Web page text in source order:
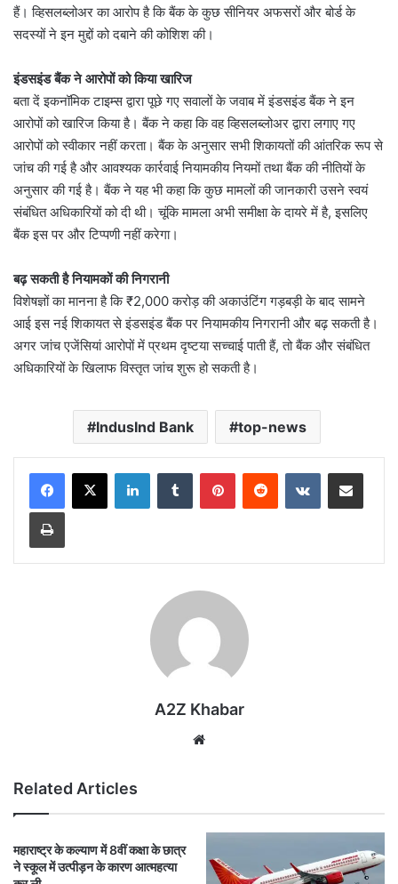
हैं। व्हिसलब्लोअर का आरोप है कि बैंक के कुछ सीनियर अफसरों और बोर्ड के
सदस्यों ने इन मुद्दों को दबाने की कोशिश की।
इंडसइंड बैंक ने आरोपों को किया खारिज
बता दें इकनॉमिक टाइम्स द्वारा पूछे गए सवालों के जवाब में इंडसइंड बैंक ने इन
आरोपों को खारिज किया है। बैंक ने कहा कि वह व्हिसलब्लोअर द्वारा लगाए गए
आरोपों को स्वीकार नहीं करता। बैंक के अनुसार सभी शिकायतों की आंतरिक रूप से
जांच की गई है और आवश्यक कार्रवाई नियामकीय नियमों तथा बैंक की नीतियों के
अनुसार की गई है। बैंक ने यह भी कहा कि कुछ मामलों की जानकारी उसने स्वयं
संबंधित अधिकारियों को दी थी। चूंकि मामला अभी समीक्षा के दायरे में है, इसलिए
बैंक इस पर और टिप्पणी नहीं करेगा।
बढ़ सकती है नियामकों की निगरानी
विशेषज्ञों का मानना है कि ₹2,000 करोड़ की अकाउंटिंग गड़बड़ी के बाद सामने
आई इस नई शिकायत से इंडसइंड बैंक पर नियामकीय निगरानी और बढ़ सकती है।
अगर जांच एजेंसियां आरोपों में प्रथम दृष्टया सच्चाई पाती हैं, तो बैंक और संबंधित
अधिकारियों के खिलाफ विस्तृत जांच शुरू हो सकती है।
IndusInd Bank top-news
LinkedInTumblr PinterestReddit VKontakteShare via Email
Print
A2Z Khabar
Related Articles
महाराष्ट्र के कल्याण में 8वीं कक्षा के छात्र
ने स्कूल में उत्पीड़न के कारण आत्महत्या